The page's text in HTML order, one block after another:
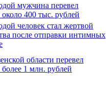
мужчина перевел
400 тыс. рублей
человек стал жертвой
после отправки интимных
области перевел
1 млн. рублей